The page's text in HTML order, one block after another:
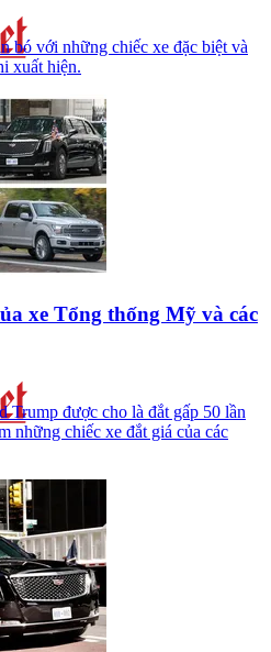
bó với những chiếc xe đặc biệt và
xuất hiện.
xe Tổng thống Mỹ và các
Trump được cho là đắt gấp 50 lần
những chiếc xe đắt giá của các